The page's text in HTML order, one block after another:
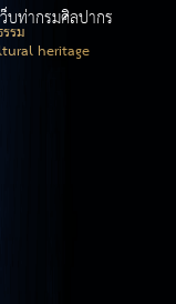
รม
heritage
บท่ากรมศิลปากร